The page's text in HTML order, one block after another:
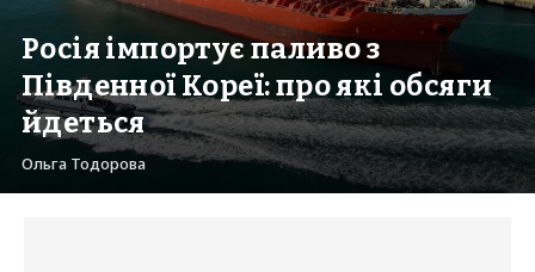
Росія імпортує паливо з
Південної Кореї: про які обсяги
йдеться
Ольга Тодорова